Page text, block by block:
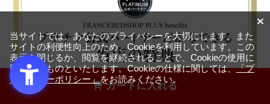
カートに入れる
当サイトでは、あなたのプライバシーを大切にします。また
サイトの利便性向上のため、Cookieを利用しています。この
表示を閉じるか、閲覧を継続されることで、Cookieの使用に
同意するものといたします。Cookieの仕様に関しては、「プ
ライバシーポリシー」をお読みください。